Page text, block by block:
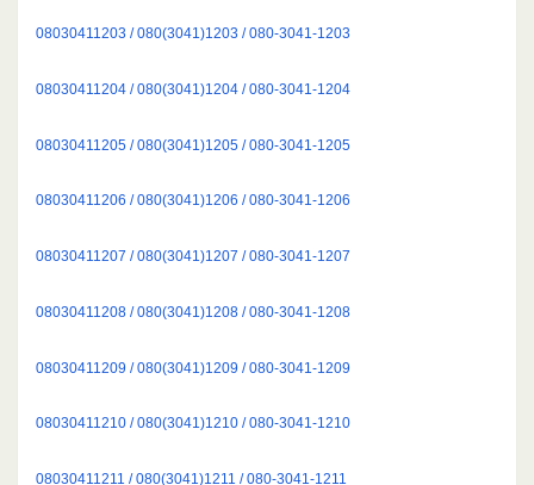
08030411203 / 080(3041)1203 / 080-3041-1203
08030411204 / 080(3041)1204 / 080-3041-1204
08030411205 / 080(3041)1205 / 080-3041-1205
08030411206 / 080(3041)1206 / 080-3041-1206
08030411207 / 080(3041)1207 / 080-3041-1207
08030411208 / 080(3041)1208 / 080-3041-1208
08030411209 / 080(3041)1209 / 080-3041-1209
08030411210 / 080(3041)1210 / 080-3041-1210
08030411211 / 080(3041)1211 / 080-3041-1211